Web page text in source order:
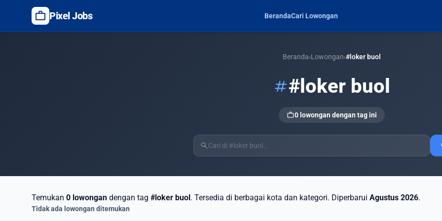
work Pixel Jobs BerandaCari Lowongan
Beranda›Lowongan›#loker buol
tag#loker buol
work0 lowongan dengan tag ini
search
Temukan 0 lowongan dengan tag #loker buol. Tersedia di berbagai kota dan kategori. Diperbarui Agustus 2026.
Tidak ada lowongan ditemukan